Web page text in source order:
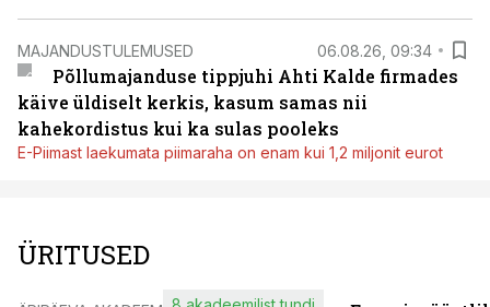
MAJANDUSTULEMUSED 06.08.26, 09:34
Põllumajanduse tippjuhi Ahti Kalde firmades
käive üldiselt kerkis, kasum samas nii
kahekordistus kui ka sulas pooleks
E-Piimast laekumata piimaraha on enam kui 1,2 miljonit eurot
ÜRITUSED